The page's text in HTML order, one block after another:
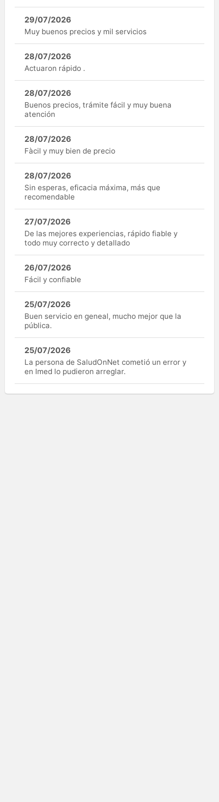
29/07/2026
Muy buenos precios y mil servicios
28/07/2026
Actuaron rápido .
28/07/2026
Buenos precios, trámite fácil y muy buena
atención
28/07/2026
Fàcil y muy bien de precio
28/07/2026
Sin esperas, eficacia máxima, más que
recomendable
27/07/2026
De las mejores experiencias, rápido fiable y
todo muy correcto y detallado
26/07/2026
Fácil y confiable
25/07/2026
Buen servicio en geneal, mucho mejor que la
pública.
25/07/2026
La persona de SaludOnNet cometió un error y
en Imed lo pudieron arreglar.